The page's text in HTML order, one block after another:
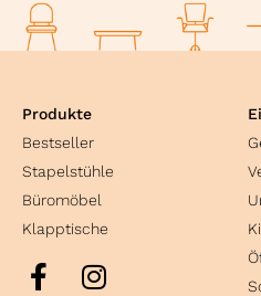
Produkte
Bestseller
Stapelstühle
Büromöbel
Klapptische